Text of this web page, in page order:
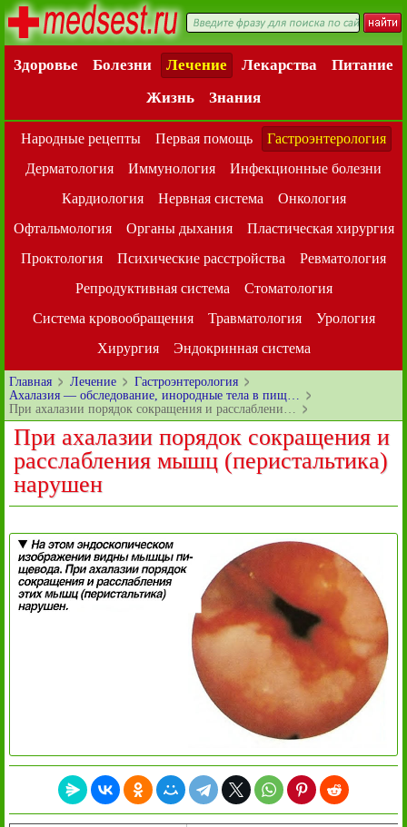
Здоровье Болезни Лечение Лекарства
Питание
Жизнь
Знания
Народные рецепты Первая помощь
Гастроэнтерология
Дерматология
Иммунология
Инфекционные болезни
Кардиология
Нервная система
Онкология
Офтальмология
Органы дыхания
Пластическая хирургия
Проктология
Психические расстройства
Ревматология
Репродуктивная система
Стоматология
Система кровообращения
Травматология
Урология
Хирургия
Эндокринная система
Главная Лечение
Гастроэнтерология
Ахалазия — обследование, инородные тела в пищ…
При ахалазии порядок сокращения и расслаблени…
При ахалазии порядок сокращения и
расслабления мышц (перистальтика)
нарушен